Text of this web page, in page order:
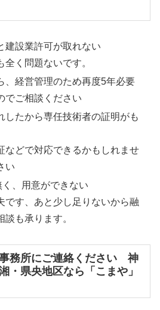
建設業許可が取れない
く問題ないです。
、経営管理のため再度5年必要
ご相談ください
したから専任技術者の証明がも
どで対応できるかもしれませ
い
、用意ができない
す、あと少し足りないから融
も承ります。
務所にご連絡ください 神
・県央地区なら「こまや」